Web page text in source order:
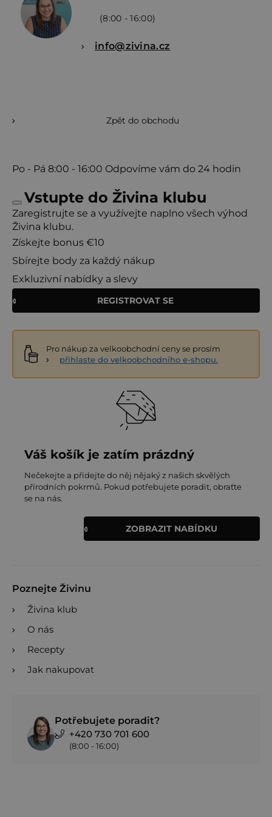
(8:00 - 16:00)
info@zivina.cz
Zpět do obchodu
Po - Pá 8:00 - 16:00 Odpovíme vám do 24 hodin
Vstupte do Živina klubu
Zaregistrujte se a využívejte naplno všech výhod
Živina klubu.
Získejte bonus €10
Sbírejte body za každý nákup
Exkluzivní nabídky a slevy
REGISTROVAT SE
Pro nákup za velkoobchodní ceny se prosím
přihlaste do velkoobchodního e-shopu.
Váš košík je zatím prázdný
Nečekejte a přidejte do něj nějaký z našich skvělých
přírodních pokrmů. Pokud potřebujete poradit, obraťte
se na nás.
ZOBRAZIT NABÍDKU
Poznejte Živinu
Živina klub
O nás
Recepty
Jak nakupovat
Potřebujete poradit?
+420 730 701 600
(8:00 - 16:00)